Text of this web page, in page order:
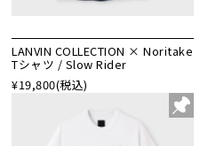
LANVIN COLLECTION × Noritake
Tシャツ / Slow Rider
¥19,800(税込)